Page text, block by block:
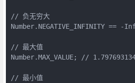
// 负无穷大
Number.NEGATIVE_INFINITY
// 最大值
Number.MAX_VALUE; //
// 最小值